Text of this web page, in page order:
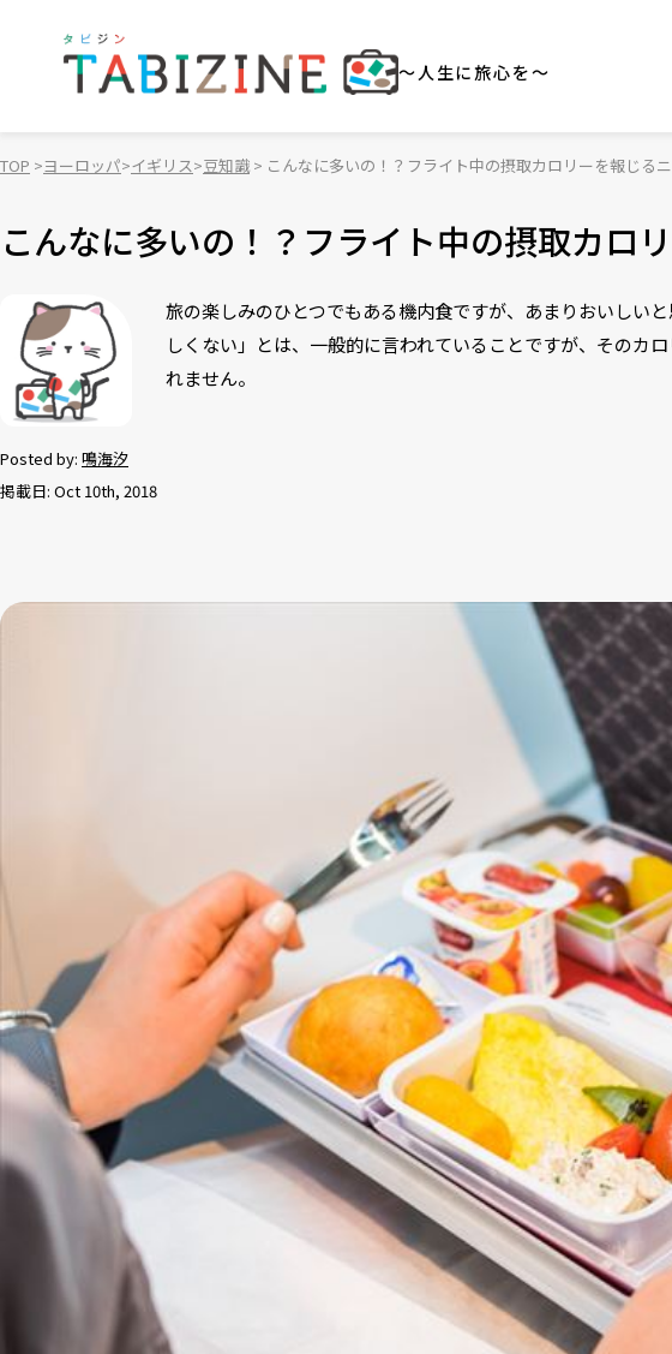
～人生に旅心を～
TOP ヨーロッパ イギリス 豆知識 こんなに多いの！？フライト中の摂取カロリーを報じる
こんなに多いの！？フライト中の摂取カロ
Posted by: 鳴海汐
掲載日: Oct 10th, 2018
旅の楽しみのひとつでもある機内食ですが、あまりおいしい
しくない」とは、一般的に言われていることですが、そのカ
れません。